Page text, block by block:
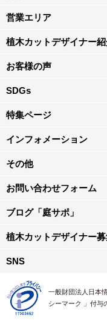
営業エリア
植木カットデザイナー
お客様の声
SDGs
特集ページ
インフォメーション
その他
お問い合わせフォーム
ブログ「庭サポ」
植木カットデザイナー
SNS
一般財団法人日本
シーマーク 」付与